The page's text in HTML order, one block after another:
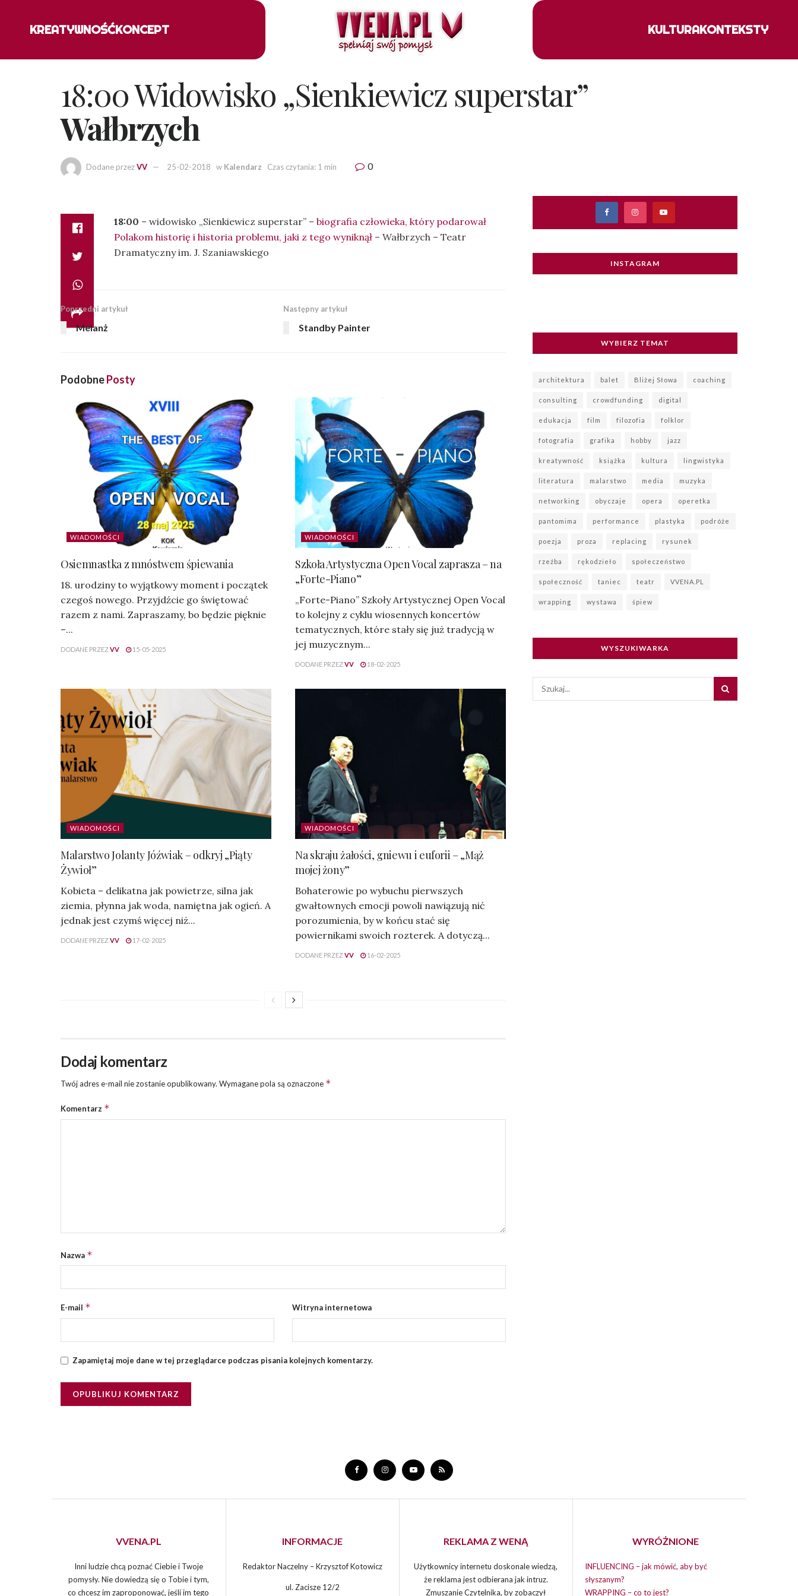
KREATYWNOŚĆKONCEPT KULTURAKONTEKSTY
18:00 Widowisko „Sienkiewicz superstar”
Wałbrzych
Dodane przezVV 25-02-2018 w Kalendarz Czas czytania: 1 min 0
18:00 – widowisko „Sienkiewicz superstar” – biografia człowieka, który podarował
Polakom historię i historia problemu, jaki z tego wyniknął – Wałbrzych – Teatr
Dramatyczny im. J. Szaniawskiego
Poprzedni artykuł
Melanż
Następny artykuł
Standby Painter
PodobnePosty
WIADOMOŚCI
Osiemnastka z mnóstwem śpiewania
18. urodziny to wyjątkowy moment i początek
czegoś nowego. Przyjdźcie go świętować
razem z nami. Zapraszamy, bo będzie pięknie
–...
DODANE PRZEZVV 15-05-2025
WIADOMOŚCI
Szkoła Artystyczna Open Vocal zaprasza – na
„Forte-Piano”
„Forte-Piano” Szkoły Artystycznej Open Vocal
to kolejny z cyklu wiosennych koncertów
tematycznych, które stały się już tradycją w
jej muzycznym...
DODANE PRZEZVV 18-02-2025
WIADOMOŚCI
Malarstwo Jolanty Jóźwiak – odkryj „Piąty
Żywioł”
Kobieta – delikatna jak powietrze, silna jak
ziemia, płynna jak woda, namiętna jak ogień. A
jednak jest czymś więcej niż...
DODANE PRZEZVV 17-02-2025
WIADOMOŚCI
Na skraju żałości, gniewu i euforii – „Mąż
mojej żony”
Bohaterowie po wybuchu pierwszych
gwałtownych emocji powoli nawiązują nić
porozumienia, by w końcu stać się
powiernikami swoich rozterek. A dotyczą...
DODANE PRZEZVV 16-02-2025
Dodaj komentarz
Twój adres e-mail nie zostanie opublikowany. Wymagane pola są oznaczone *
Komentarz *
Nazwa *
E-mail * Witryna internetowa
Zapamiętaj moje dane w tej przeglądarce podczas pisania kolejnych komentarzy.
INSTAGRAM
WYBIERZ TEMAT
architektura balet Bliżej Słowa coaching
consulting crowdfunding digital
edukacja film filozofia folklor
fotografia grafika hobby jazz
kreatywność książka kultura lingwistyka
literatura malarstwo media muzyka
networking obyczaje opera operetka
pantomima performance plastyka podróże
poezja proza replacing rysunek
rzeźba rękodzieło społeczeństwo
społeczność taniec teatr VVENA.PL
wrapping wystawa śpiew
WYSZUKIWARKA
VVENA.PL
Inni ludzie chcą poznać Ciebie i Twoje
pomysły. Nie dowiedzą się o Tobie i tym,
co chcesz im zaproponować, jeśli im tego
INFORMACJE
Redaktor Naczelny – Krzysztof Kotowicz
ul. Zacisze 12/2
REKLAMA Z WENĄ
Użytkownicy internetu doskonale wiedzą,
że reklama jest odbierana jak intruz.
Zmuszanie Czytelnika, by zobaczył
WYRÓŻNIONE
INFLUENCING – jak mówić, aby być
słyszanym?
WRAPPING – co to jest?